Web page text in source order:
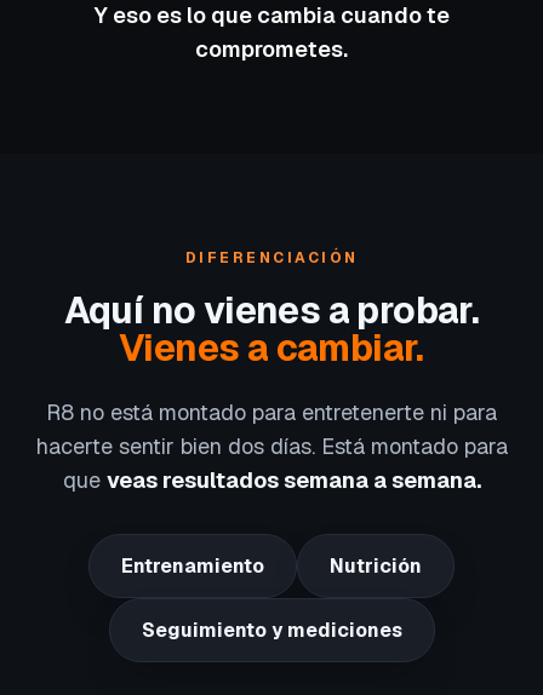
Y eso es lo que cambia cuando te
comprometes.
DIFERENCIACIÓN
Aquí no vienes a probar.
Vienes a cambiar.
R8 no está montado para entretenerte ni para
hacerte sentir bien dos días. Está montado para
que veas resultados semana a semana.
Entrenamiento Nutrición
Seguimiento y mediciones